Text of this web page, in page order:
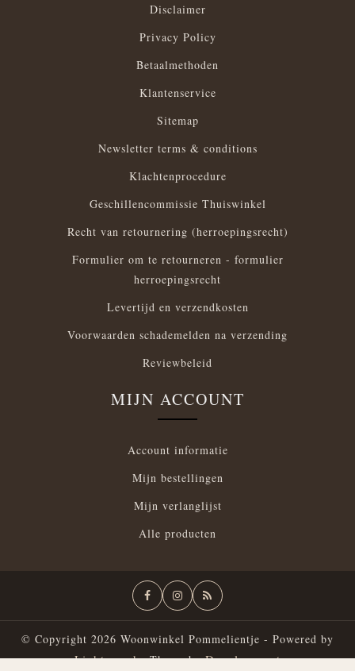
Disclaimer
Privacy Policy
Betaalmethoden
Klantenservice
Sitemap
Newsletter terms & conditions
Klachtenprocedure
Geschillencommissie Thuiswinkel
Recht van retournering (herroepingsrecht)
Formulier om te retourneren - formulier
herroepingsrecht
Levertijd en verzendkosten
Voorwaarden schademelden na verzending
Reviewbeleid
MIJN ACCOUNT
Account informatie
Mijn bestellingen
Mijn verlanglijst
Alle producten
© Copyright 2026 Woonwinkel Pommelientje - Powered by
Lightspeed- Theme byDyvelopment